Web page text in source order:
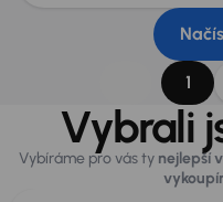
1
Vybrali
Vybíráme pro vás ty nejlepší